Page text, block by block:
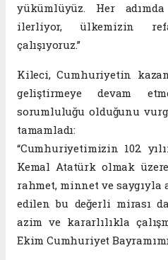
yükümlüyüz. Her
ilerliyor, ülkemizin
çalışıyoruz.”
Kileci, Cumhuriyetin
geliştirmeye devam
sorumluluğu olduğunu
tamamladı:
“Cumhuriyetimizin 102.
Kemal Atatürk olmak
rahmet, minnet ve saygıyla
edilen bu değerli mirası
azim ve kararlılıkla
Ekim Cumhuriyet